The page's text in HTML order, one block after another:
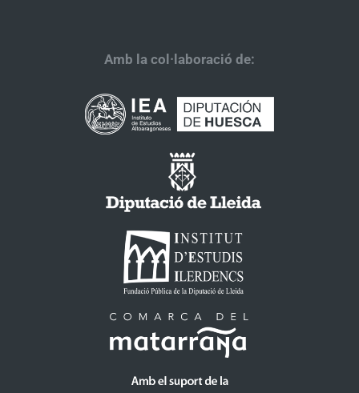
Amb la col·laboració de: